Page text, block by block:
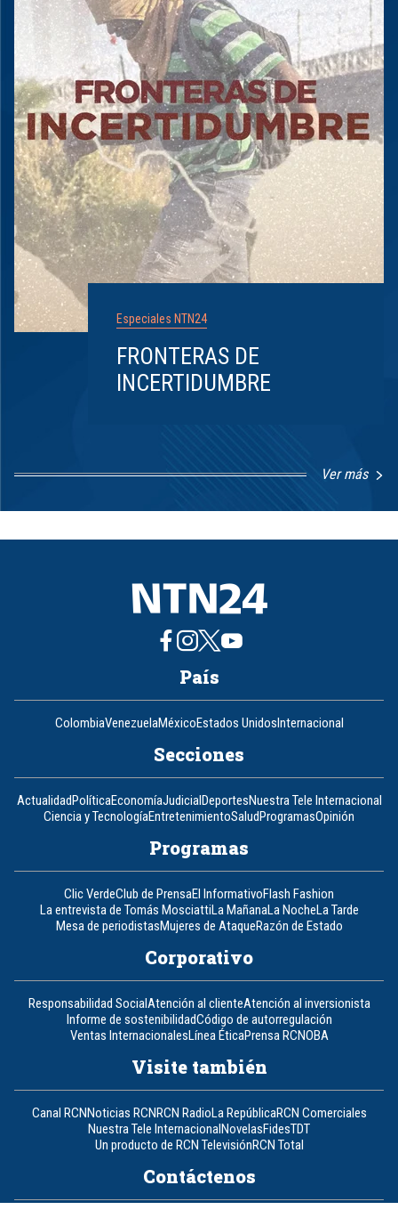
Especiales NTN24
FRONTERAS DE
INCERTIDUMBRE
Ver más
1
8
País
ColombiaVenezuelaMéxicoEstados UnidosInternacional
Secciones
ActualidadPolíticaEconomíaJudicialDeportesNuestra Tele Internacional
Ciencia y TecnologíaEntretenimientoSaludProgramasOpinión
Programas
Clic VerdeClub de PrensaEl InformativoFlash Fashion
La entrevista de Tomás MosciattiLa MañanaLa NocheLa Tarde
Mesa de periodistasMujeres de AtaqueRazón de Estado
Corporativo
Responsabilidad SocialAtención al clienteAtención al inversionista
Informe de sostenibilidadCódigo de autorregulación
Ventas InternacionalesLínea ÉticaPrensa RCNOBA
Visite también
Canal RCNNoticias RCNRCN RadioLa RepúblicaRCN Comerciales
Nuestra Tele InternacionalNovelasFidesTDT
Un producto de RCN TelevisiónRCN Total
Contáctenos